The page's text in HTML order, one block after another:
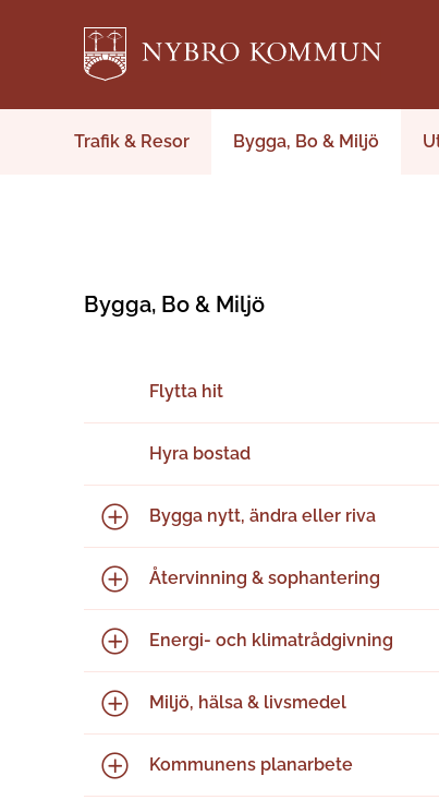
Trafik & Resor Bygga, Bo & Miljö
Bygga, Bo & Miljö
Flytta hit
Hyra bostad
Bygga nytt, ändra eller riva
Återvinning & sophantering
Energi- och klimatrådgivning
Miljö, hälsa & livsmedel
Kommunens planarbete